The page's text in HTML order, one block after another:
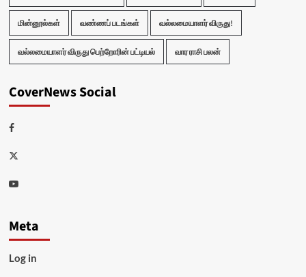
மின்னூல்கள் வண்ணப் படங்கள் வல்லமையாளர் விருது!
வல்லமையாளர் விருது பெற்றோரின் பட்டியல் வார ராசி பலன்
CoverNews Social
Facebook
Twitter
Youtube
Meta
Log in